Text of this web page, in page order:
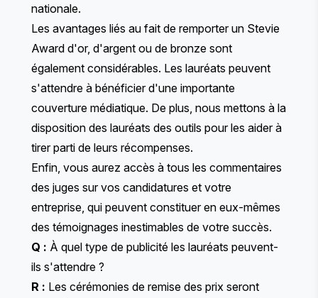
nationale.
Les avantages liés au fait de remporter un Stevie
Award d'or, d'argent ou de bronze sont
également considérables. Les lauréats peuvent
s'attendre à bénéficier d'une importante
couverture médiatique. De plus, nous mettons à la
disposition des lauréats des outils pour les aider à
tirer parti de leurs récompenses.
Enfin, vous aurez accès à tous les commentaires
des juges sur vos candidatures et votre
entreprise, qui peuvent constituer en eux-mêmes
des témoignages inestimables de votre succès.
Q : À quel type de publicité les lauréats peuvent-
ils s'attendre ?
R : Les cérémonies de remise des prix seront